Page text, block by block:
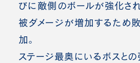
びに敵側のボールが強化され
被ダメージが増加するため
加。
ステージ最奥にいるボスとの